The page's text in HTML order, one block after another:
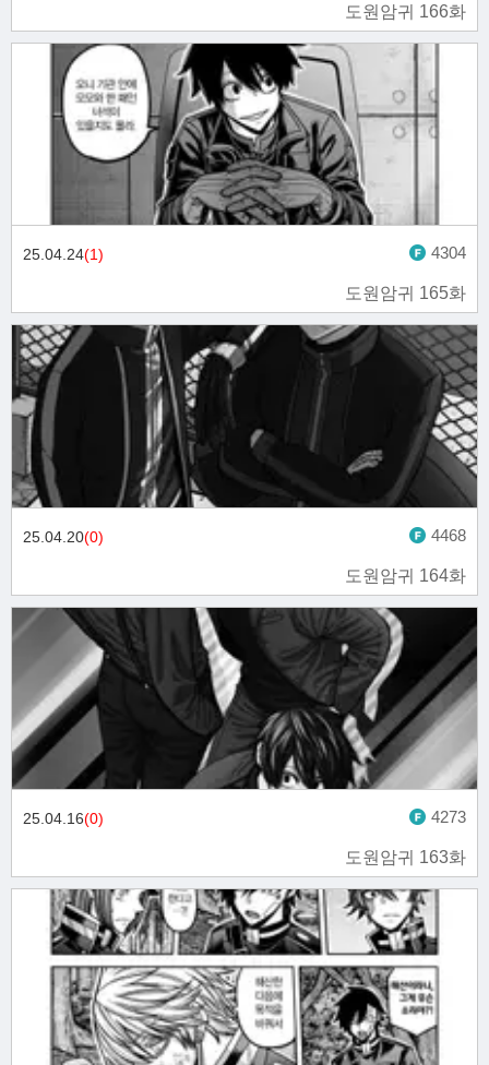
도원암귀 166화
도원암귀 165화
25.04.24(1) 4304
도원암귀 164화
25.04.20(0) 4468
도원암귀 163화
25.04.16(0) 4273